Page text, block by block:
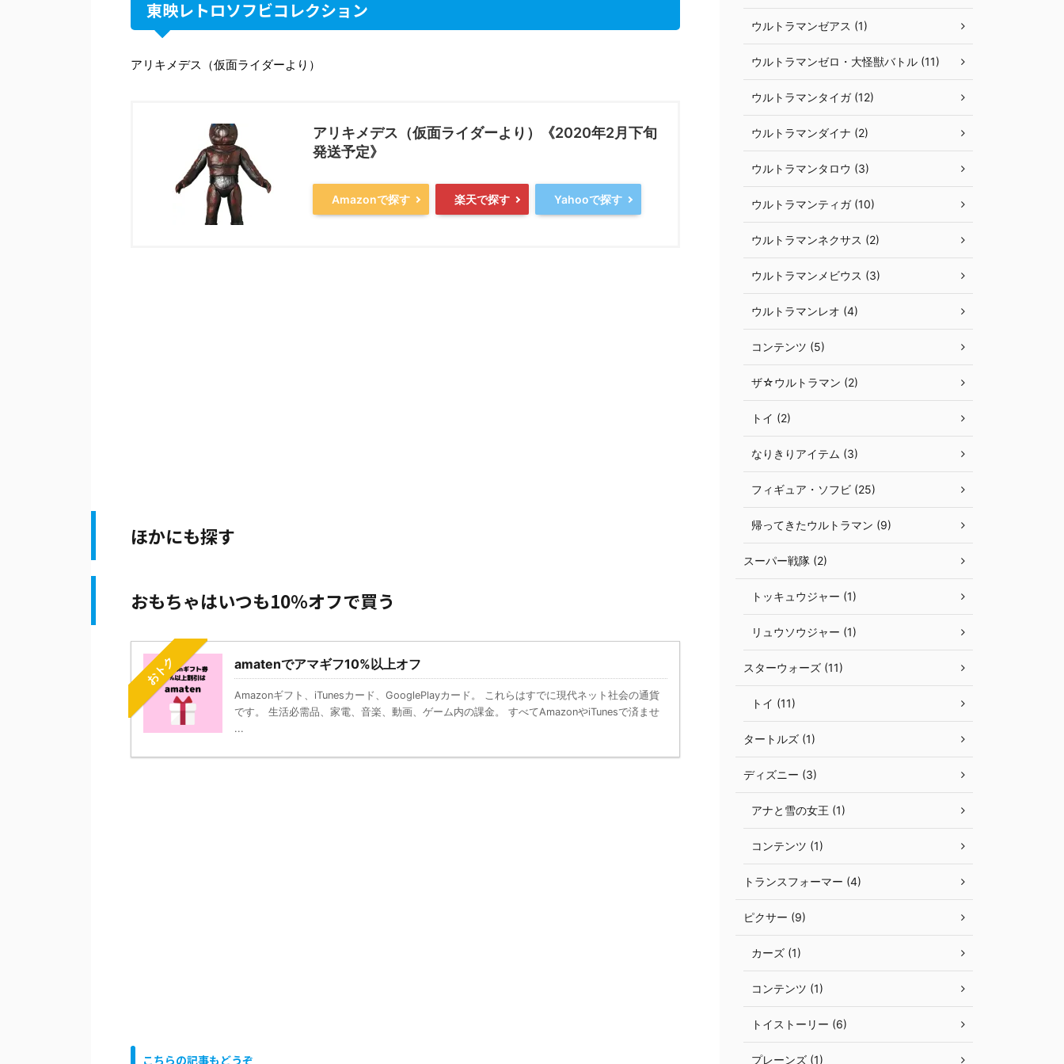
東映レトロソフビコレクション
アリキメデス（仮面ライダーより）
アリキメデス（仮面ライダーより）《2020年2月下旬
発送予定》
Amazonで探す 楽天で探す Yahooで探す
ほかにも探す
おもちゃはいつも10％オフで買う
おトク amatenでアマギフ10%以上オフ
Amazonギフト、iTunesカード、GooglePlayカード。 これらはすでに現代ネット社会の通貨
です。 生活必需品、家電、音楽、動画、ゲーム内の課金。 すべてAmazonやiTunesで済ませ
...
こちらの記事もどうぞ
ウルトラマンゼアス (1)
ウルトラマンゼロ・大怪獣バトル (11)
ウルトラマンタイガ (12)
ウルトラマンダイナ (2)
ウルトラマンタロウ (3)
ウルトラマンティガ (10)
ウルトラマンネクサス (2)
ウルトラマンメビウス (3)
ウルトラマンレオ (4)
コンテンツ (5)
ザ☆ウルトラマン (2)
トイ (2)
なりきりアイテム (3)
フィギュア・ソフビ (25)
帰ってきたウルトラマン (9)
スーパー戦隊 (2)
トッキュウジャー (1)
リュウソウジャー (1)
スターウォーズ (11)
トイ (11)
タートルズ (1)
ディズニー (3)
アナと雪の女王 (1)
コンテンツ (1)
トランスフォーマー (4)
ピクサー (9)
カーズ (1)
コンテンツ (1)
トイストーリー (6)
プレーンズ (1)